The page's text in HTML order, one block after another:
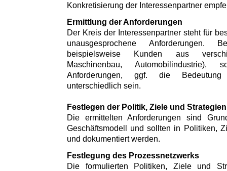
Konkretisierung der Interessenpartner
Ermittlung der Anforderungen
Der Kreis der Interessenpartner steht für
unausgesprochene Anforderungen.
beispielsweise Kunden aus
Maschinenbau,
Anforderungen, ggf. die Bedeutung
unterschiedlich sein.
Festlegen der Politik, Ziele und Strategien
Die ermittelten Anforderungen sind
Geschäftsmodell und sollten in Politiken,
und dokumentiert werden.
Festlegung des Prozessnetzwerks
Die formulierten Politiken, Ziele und